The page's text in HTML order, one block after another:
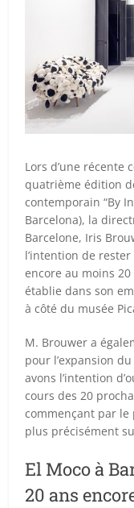
Lors d’une récente
quatrième édition
contemporain “By
Barcelona), la
Barcelone, Iris
l’intention de
encore au moins
établie dans son
à côté du musée
M. Brouwer a
pour l’expansion
avons l’intention
cours des 20
commençant par le
plus précisément
El Moco à
20 ans